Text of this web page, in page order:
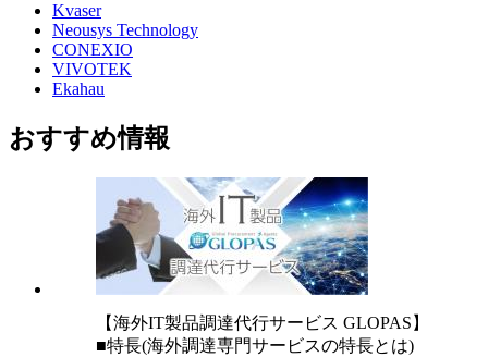
Kvaser
Neousys Technology
CONEXIO
VIVOTEK
Ekahau
おすすめ情報
【海外IT製品調達代行サービス GLOPAS】
■特長(海外調達専門サービスの特長とは)